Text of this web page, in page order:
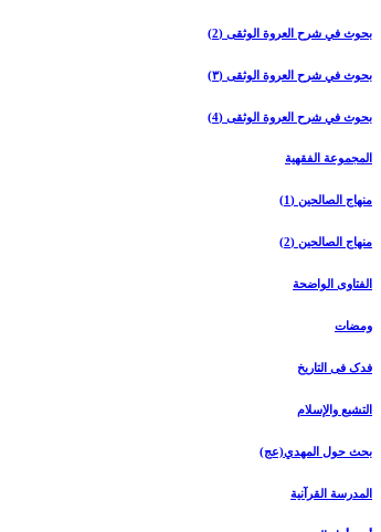
بحوث في شرح العروة الوثقی (2)
بحوث في شرح العروة الوثقی (۳)
بحوث في شرح العروة الوثقی (4)
المجموعة الفقهیة
منهاج الصالحین (1)
منهاج الصالحین (2)
الفتاوی الواضحة
ومضات
فدک فی التاریخ
التشیع والإسلام
بحث حول المهدي(عج)
المدرسة القرآنیة